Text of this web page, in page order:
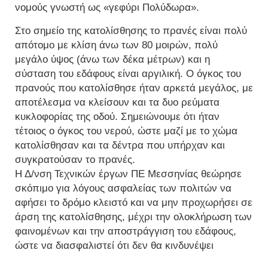
νομούς γνωστή ως «γεφύρι Πολύδωρα».
Στο σημείο της κατολίσθησης το πρανές είναι πολύ
απότομο με κλίση άνω των 80 μοιρών, πολύ
μεγάλο ύψος (άνω των δέκα μέτρων) και η
σύσταση του εδάφους είναι αργιλική. Ο όγκος του
πρανούς που κατολίσθησε ήταν αρκετά μεγάλος, με
αποτέλεσμα να κλείσουν και τα δυο ρεύματα
κυκλοφορίας της οδού. Σημειώνουμε ότι ήταν
τέτοιος ο όγκος του νερού, ώστε μαζί με το χώμα
κατολίσθησαν και τα δέντρα που υπήρχαν και
συγκρατούσαν το πρανές.
Η Δ/νση Τεχνικών έργων ΠΕ Μεσσηνίας θεώρησε
σκόπιμο για λόγους ασφαλείας των πολιτών να
αφήσει το δρόμο κλειστό και να μην προχωρήσει σε
άρση της κατολίσθησης, μέχρι την ολοκλήρωση των
φαινομένων και την αποστράγγιση του εδάφους,
ώστε να διασφαλιστεί ότι δεν θα κινδυνέψει